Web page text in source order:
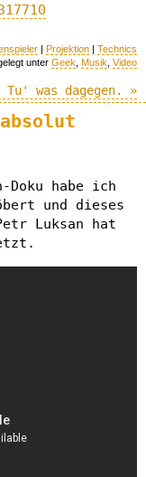
| Projektion | Technics
unter Geek Musik Video
was dagegen. »
Doku habe ich
und dieses
Luksan hat